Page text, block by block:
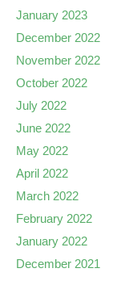
January 2023
December 2022
November 2022
October 2022
July 2022
June 2022
May 2022
April 2022
March 2022
February 2022
January 2022
December 2021